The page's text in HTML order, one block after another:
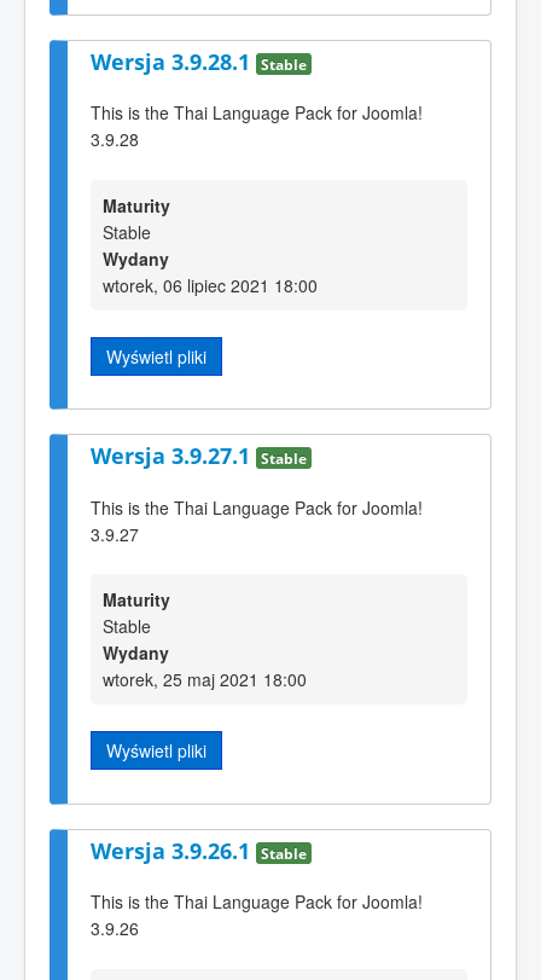
Wersja 3.9.28.1 Stable
This is the Thai Language Pack for Joomla!
3.9.28
Maturity
Stable
Wydany
wtorek, 06 lipiec 2021 18:00
Wyświetl pliki
Wersja 3.9.27.1 Stable
This is the Thai Language Pack for Joomla!
3.9.27
Maturity
Stable
Wydany
wtorek, 25 maj 2021 18:00
Wyświetl pliki
Wersja 3.9.26.1 Stable
This is the Thai Language Pack for Joomla!
3.9.26